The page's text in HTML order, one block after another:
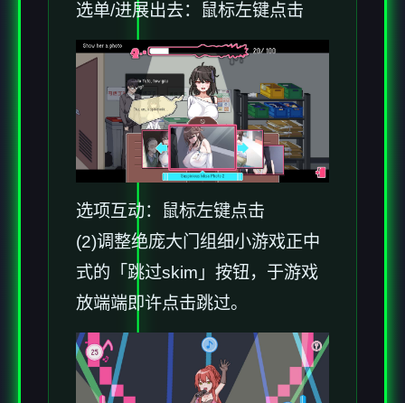
选单/进展出去：鼠标左键点击
选项互动：鼠标左键点击
(2)调整绝庞大门组细小游戏正中
式的「跳过skim」按钮，于游戏
放端端即许点击跳过。